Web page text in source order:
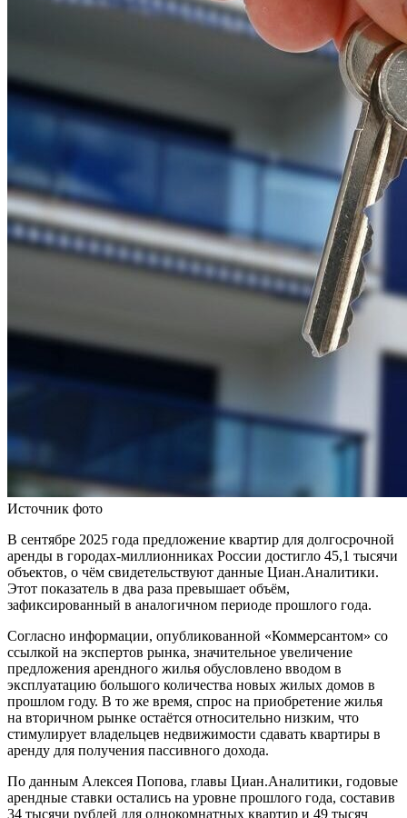
Источник фото
В сентябре 2025 года предложение квартир для долгосрочной
аренды в городах-миллионниках России достигло 45,1 тысячи
объектов, о чём свидетельствуют данные Циан.Аналитики.
Этот показатель в два раза превышает объём,
зафиксированный в аналогичном периоде прошлого года.
Согласно информации, опубликованной «Коммерсантом» со
ссылкой на экспертов рынка, значительное увеличение
предложения арендного жилья обусловлено вводом в
эксплуатацию большого количества новых жилых домов в
прошлом году. В то же время, спрос на приобретение жилья
на вторичном рынке остаётся относительно низким, что
стимулирует владельцев недвижимости сдавать квартиры в
аренду для получения пассивного дохода.
По данным Алексея Попова, главы Циан.Аналитики, годовые
арендные ставки остались на уровне прошлого года, составив
34 тысячи рублей для однокомнатных квартир и 49 тысяч